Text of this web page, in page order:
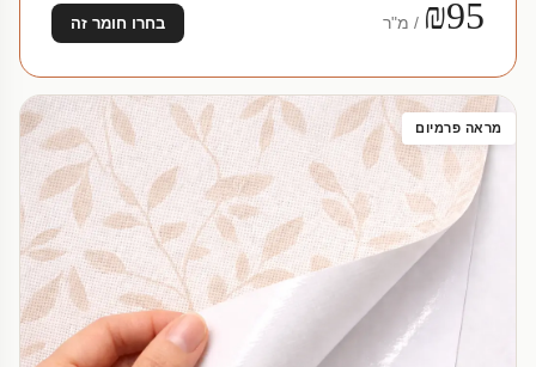
₪95 / מ"ר בחרו חומר זה
מראה פרמיום